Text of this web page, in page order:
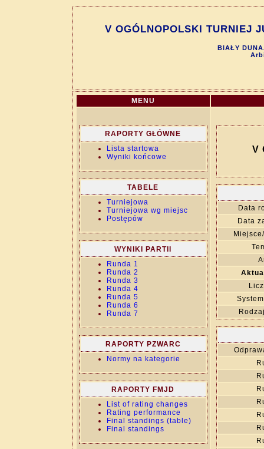
V OGÓLNOPOLSKI TURNIEJ
BIAŁY
MENU
RAPORTY GŁÓWNE
Lista startowa
Wyniki końcowe
TABELE
Turniejowa
Turniejowa wg miejsc
Postępów
WYNIKI PARTII
Runda 1
Runda 2
Runda 3
Runda 4
Runda 5
Runda 6
Runda 7
RAPORTY PZWARC
Normy na kategorie
RAPORTY FMJD
List of rating changes
Rating performance
Final standings (table)
Final standings
V
Data
Data